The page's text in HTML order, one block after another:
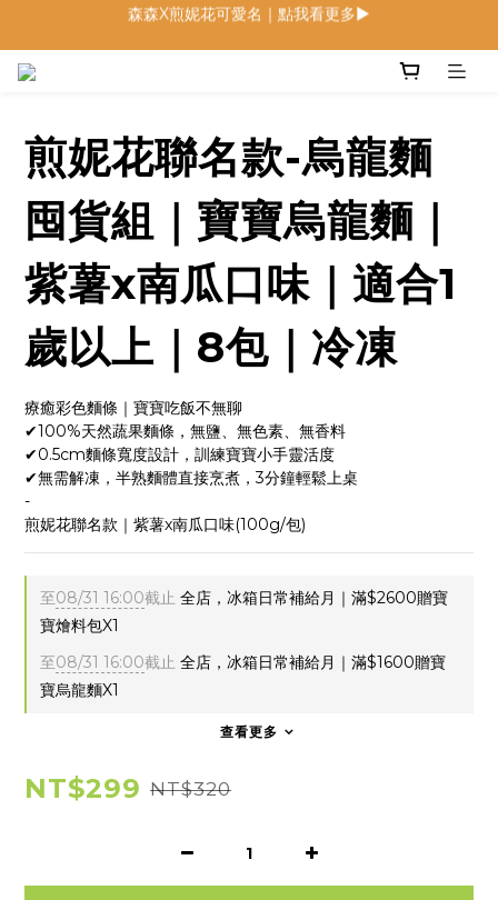
低鈉燉飯燉麵回歸 趕緊補貨！
低鈉燉飯燉麵回歸 趕緊補貨！
低鈉燉飯燉麵回歸 趕緊補貨！
煎妮花聯名款-烏龍麵
囤貨組｜寶寶烏龍麵｜
紫薯x南瓜口味｜適合1
歲以上｜8包｜冷凍
療癒彩色麵條｜寶寶吃飯不無聊
✔100%天然蔬果麵條，無鹽、無色素、無香料
✔0.5cm麵條寬度設計，訓練寶寶小手靈活度
✔無需解凍，半熟麵體直接烹煮，3分鐘輕鬆上桌
-
煎妮花聯名款｜紫薯x南瓜口味(100g/包)
至08/31 16:00截止 全店，冰箱日常補給月｜滿$2600贈寶
寶燴料包X1
至08/31 16:00截止 全店，冰箱日常補給月｜滿$1600贈寶
寶烏龍麵X1
查看更多
NT$299 NT$320